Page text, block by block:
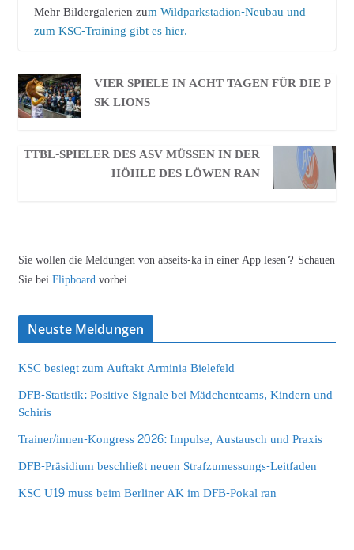
Mehr Bildergalerien zum Wildparkstadion-Neubau und
zum KSC-Training gibt es hier.
VIER SPIELE IN ACHT TAGEN FÜR DIE P
SK LIONS
TTBL-SPIELER DES ASV MÜSSEN IN DER
HÖHLE DES LÖWEN RAN
Sie wollen die Meldungen von abseits-ka in einer App lesen? Schauen
Sie beiFlipboardvorbei
Neuste Meldungen
KSC besiegt zum Auftakt Arminia Bielefeld
DFB-Statistik: Positive Signale bei Mädchenteams, Kindern und
Schiris
Trainer/innen-Kongress 2026: Impulse, Austausch und Praxis
DFB-Präsidium beschließt neuen Strafzumessungs-Leitfaden
KSC U19 muss beim Berliner AK im DFB-Pokal ran